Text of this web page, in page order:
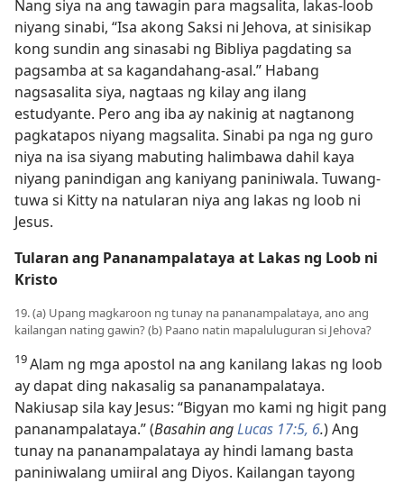
Nang siya na ang tawagin para magsalita, lakas-loob
niyang sinabi, “Isa akong Saksi ni Jehova, at sinisikap
kong sundin ang sinasabi ng Bibliya pagdating sa
pagsamba at sa kagandahang-asal.” Habang
nagsasalita siya, nagtaas ng kilay ang ilang
estudyante. Pero ang iba ay nakinig at nagtanong
pagkatapos niyang magsalita. Sinabi pa nga ng guro
niya na isa siyang mabuting halimbawa dahil kaya
niyang panindigan ang kaniyang paniniwala. Tuwang-
tuwa si Kitty na natularan niya ang lakas ng loob ni
Jesus.
Tularan ang Pananampalataya at Lakas ng Loob ni
Kristo
19. (a) Upang magkaroon ng tunay na pananampalataya, ano ang
kailangan nating gawin? (b) Paano natin mapaluluguran si Jehova?
19Alam ng mga apostol na ang kanilang lakas ng loob
ay dapat ding nakasalig sa pananampalataya.
Nakiusap sila kay Jesus: “Bigyan mo kami ng higit pang
pananampalataya.” (Basahin angLucas 17:5, 6.) Ang
tunay na pananampalataya ay hindi lamang basta
paniniwalang umiiral ang Diyos. Kailangan tayong